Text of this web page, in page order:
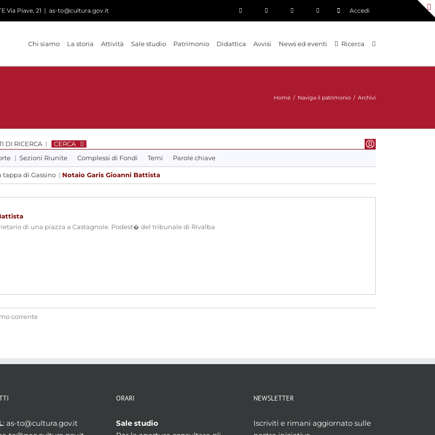
Via Piave, 21 | as-to@cultura.gov.it Accedi
Chi siamo La storia Attività Sale studio Patrimonio Didattica Avvisi News ed eventi Ricerca
Home / Naviga il patrimonio / Archivi
DI RICERCA |
CERCA
| Sezioni Riunite Complessi di Fondi Temi Parole chiave
tappa di Gassino | Notaio Garis Gioanni Battista
di una piazza a Castagnole. Podest� del tribunale di Rivalba
corrente
: as-to@cultura.gov.it
ORARI
Sale studio
NEWSLETTER
Iscriviti e rimani aggiornato sulle